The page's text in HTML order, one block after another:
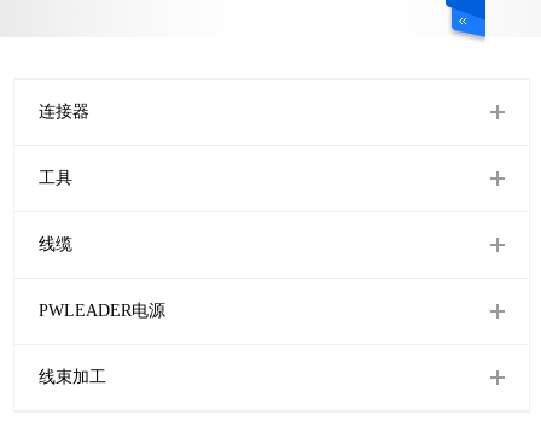
联系我们
连接器
工具
线缆
PWLEADER电源
线束加工